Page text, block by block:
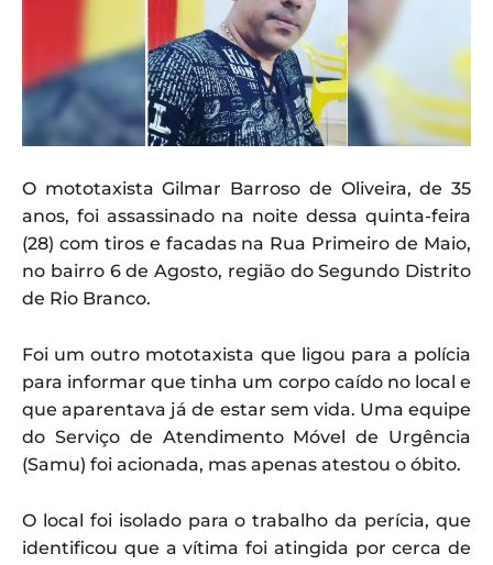
O mototaxista Gilmar Barroso de Oliveira, de 35
anos, foi assassinado na noite dessa quinta-feira
(28) com tiros e facadas na Rua Primeiro de Maio,
no bairro 6 de Agosto, região do Segundo Distrito
de Rio Branco.
Foi um outro mototaxista que ligou para a polícia
para informar que tinha um corpo caído no local e
que aparentava já de estar sem vida. Uma equipe
do Serviço de Atendimento Móvel de Urgência
(Samu) foi acionada, mas apenas atestou o óbito.
O local foi isolado para o trabalho da perícia, que
identificou que a vítima foi atingida por cerca de